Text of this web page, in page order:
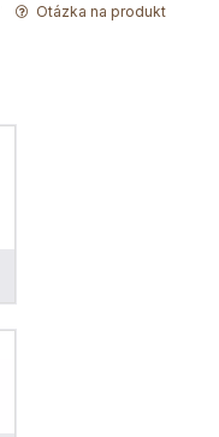
Otázka na produkt